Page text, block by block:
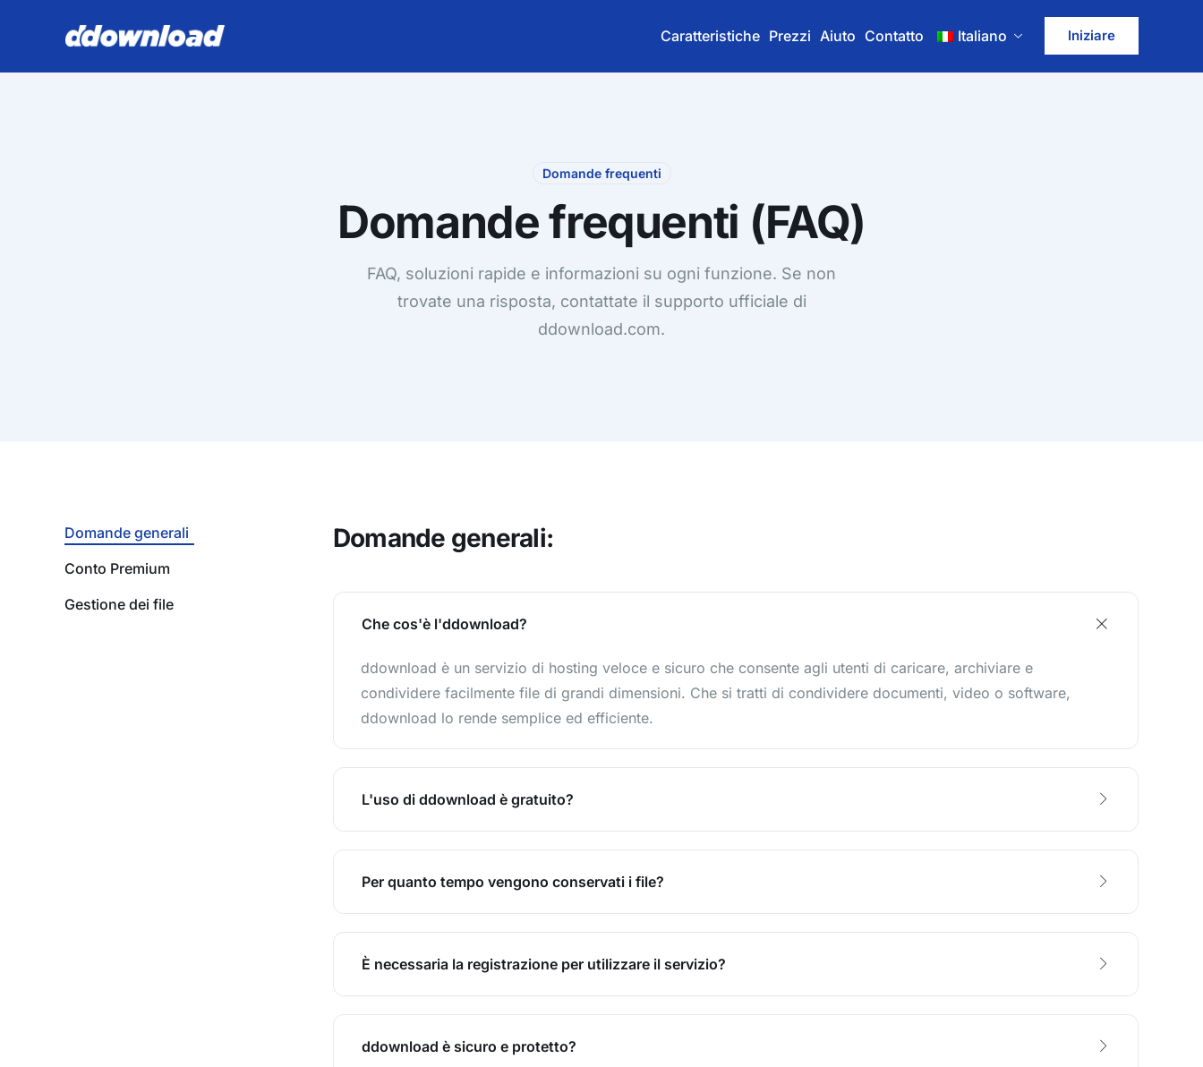
Caratteristiche Prezzi Aiuto Contatto Italiano Iniziare
Domande frequenti
Domande frequenti (FAQ)
FAQ, soluzioni rapide e informazioni su ogni funzione. Se non
trovate una risposta, contattate il supporto ufficiale di
ddownload.com.
Domande generali
Conto Premium
Gestione dei file
Domande generali:
Che cos'è l'ddownload?
ddownload è un servizio di hosting veloce e sicuro che consente agli utenti di caricare, archiviare e
condividere facilmente file di grandi dimensioni. Che si tratti di condividere documenti, video o software,
ddownload lo rende semplice ed efficiente.
L'uso di ddownload è gratuito?
Per quanto tempo vengono conservati i file?
È necessaria la registrazione per utilizzare il servizio?
ddownload è sicuro e protetto?